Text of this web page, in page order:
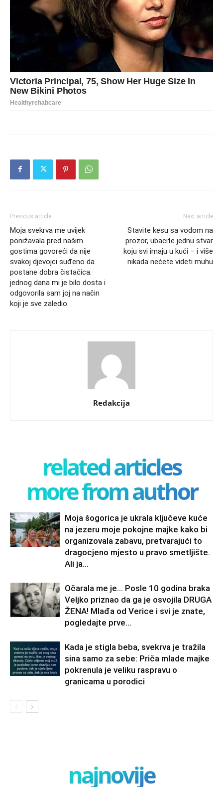
Previous article
Moja svekrva me uvijek
ponižavala pred našim
gostima govoreći da nije
svakoj djevojci suđeno da
postane dobra čistačica:
jednog dana mi je bilo dosta i
odgovorila sam joj na način
koji je sve zaledio.
Next article
Stavite kesu sa vodom na
prozor, ubacite jednu stvar
koju svi imaju u kući – i više
nikada nećete videti muhu
Redakcija
related articles
more from author
Moja šogorica je ukrala ključeve kuće
na jezeru moje pokojne majke kako bi
organizovala zabavu, pretvarajući to
dragocjeno mjesto u pravo smetljište.
Ali ja...
Očarala me je… Posle 10 godina braka
Veljko priznao da ga je osvojila DRUGA
ŽENA! Mlađa od Verice i svi je znate,
pogledajte prve...
Kada je stigla beba, svekrva je tražila
sina samo za sebe: Priča mlade majke
pokrenula je veliku raspravu o
granicama u porodici
najnovije